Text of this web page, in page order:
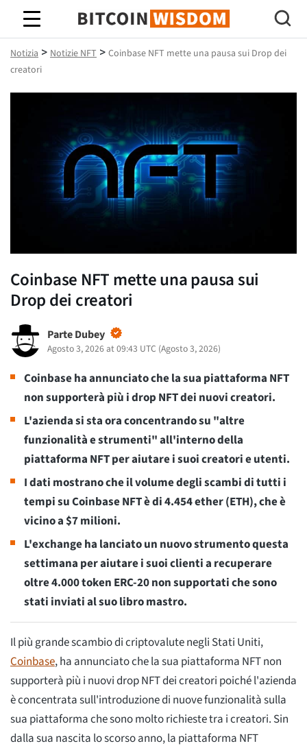
Saggezza Bitcoin
Notizia > Notizie NFT > Coinbase NFT mette una pausa sui Drop dei
creatori
Coinbase NFT mette una pausa sui
Drop dei creatori
Parte Dubey
Agosto 3, 2026 at 09:43 UTC (Agosto 3, 2026)
Coinbase ha annunciato che la sua piattaforma NFT
non supporterà più i drop NFT dei nuovi creatori.
L'azienda si sta ora concentrando su "altre
funzionalità e strumenti" all'interno della
piattaforma NFT per aiutare i suoi creatori e utenti.
I dati mostrano che il volume degli scambi di tutti i
tempi su Coinbase NFT è di 4.454 ether (ETH), che è
vicino a $7 milioni.
L'exchange ha lanciato un nuovo strumento questa
settimana per aiutare i suoi clienti a recuperare
oltre 4.000 token ERC-20 non supportati che sono
stati inviati al suo libro mastro.
Il più grande scambio di criptovalute negli Stati Uniti,
Coinbase, ha annunciato che la sua piattaforma NFT non
supporterà più i nuovi drop NFT dei creatori poiché l'azienda
è concentrata sull'introduzione di nuove funzionalità sulla
sua piattaforma che sono molto richieste tra i creatori. Sin
dalla sua nascita lo scorso anno, la piattaforma NFT